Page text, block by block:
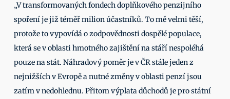
„V transformovaných fondech doplňkového penzijního
spoření je již téměř milion účastníků. To mě velmi těší,
protože to vypovídá o zodpovědnosti dospělé populace,
která se v oblasti hmotného zajištění na stáří nespoléhá
pouze na stát. Náhradový poměr je v ČR stále jeden z
nejnižších v Evropě a nutné změny v oblasti penzí jsou
zatím v nedohlednu. Přitom výplata důchodů je pro státní